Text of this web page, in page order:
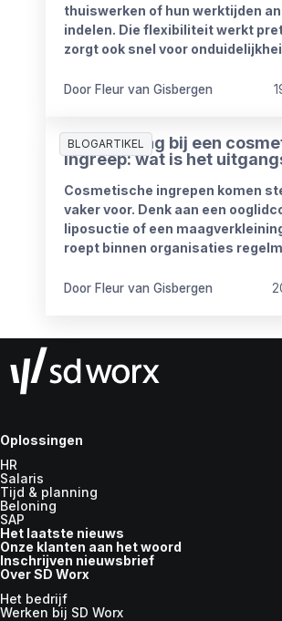
thuiswerken of hun werktijden
indelen. Die flexibiliteit werkt
zorgt ook snel voor
iemand bereikbaar? En hoe blijft
Door Fleur van Gisbergen
BLOGARTIKEL
Ziekmelding bij een
ingreep: wat is het
Cosmetische ingrepen komen
vaker voor. Denk aan een
liposuctie of een
roept binnen organisaties
Door Fleur van Gisbergen
Oplossingen
HR
Salaris
Tijd & planning
Beloning
SAP
Het laatste nieuws
Onze klanten aan het woord
Inschrijven nieuwsbrief
Over SD Worx
Het bedrijf
Werken bij SD Worx